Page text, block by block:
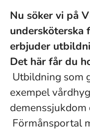
Nu söker vi på
undersköterska
erbjuder
Det här får du
Utbildning som
exempel
Förmånsportal